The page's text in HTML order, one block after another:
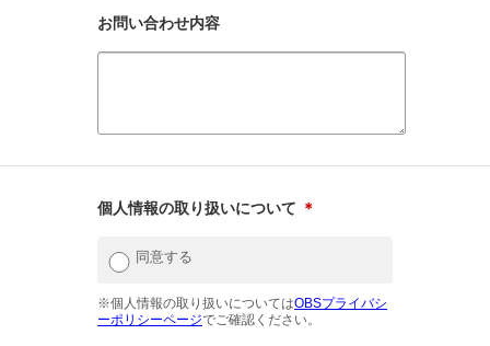
お問い合わせ内容
個人情報の取り扱いについて ＊
同意する
※個人情報の取り扱いについてはOBSプライバシ
ーポリシーページでご確認ください。